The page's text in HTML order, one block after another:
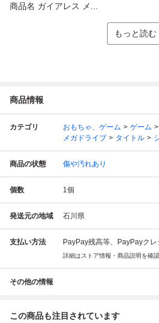
商品名 ガイアレス メ...
もっと読む
商品情報
カテゴリ おもちゃ、ゲーム ゲーム
メガドライブ
タイトル
商品の状態 傷や汚れあり
個数 1個
発送元の地域 石川県
支払い方法 PayPay残高等、PayPayク
詳細はストア情報・商品説明を確
その他の情報
この商品も注目されています